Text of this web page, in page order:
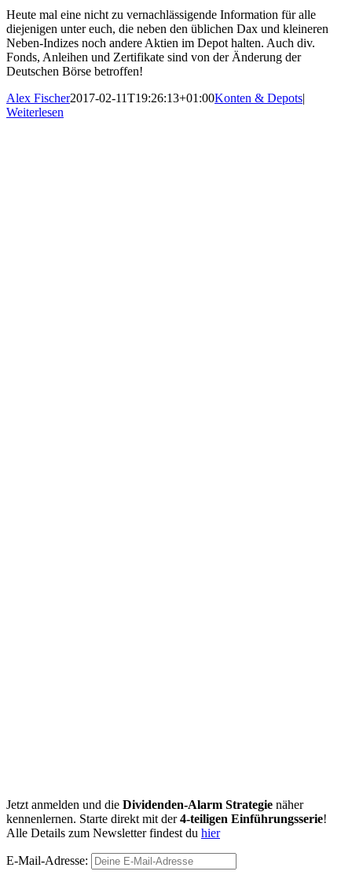
Heute mal eine nicht zu vernachlässigende Information für alle
diejenigen unter euch, die neben den üblichen Dax und kleineren
Neben-Indizes noch andere Aktien im Depot halten. Auch div.
Fonds, Anleihen und Zertifikate sind von der Änderung der
Deutschen Börse betroffen!
Alex Fischer2017-02-11T19:26:13+01:00Konten & Depots|
Weiterlesen
Jetzt anmelden und die Dividenden-Alarm Strategie näher
kennenlernen. Starte direkt mit der4-teiligen Einführungsserie!
Alle Details zum Newsletter findest du hier
E-Mail-Adresse: